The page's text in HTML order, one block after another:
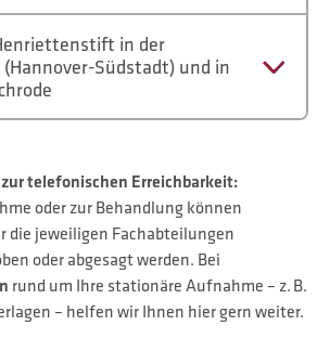
in der
Südstadt) und in
telefonischen Erreichbarkeit:
oder zur Behandlung können
die jeweiligen Fachabteilungen
oder abgesagt werden. Bei
rund um Ihre stationäre Aufnahme – z. B.
– helfen wir Ihnen hier gern weiter.